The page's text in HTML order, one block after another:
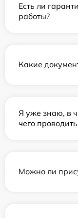
Есть ли
работы?
Какие
Я уже знаю, в
чего
Можно ли